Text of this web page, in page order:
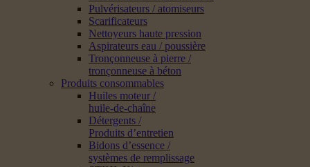
Pulvérisateurs / atomiseurs
Scarificateurs
Nettoyeurs haute pression
Aspirateurs eau / poussière
Tronçonneuse à pierre /
tronçonneuse à béton
Produits consommables
Huiles moteur /
huile-de-chaîne
Détergents /
Produits d’entretien
Bidons d’essence /
systèmes de remplissage